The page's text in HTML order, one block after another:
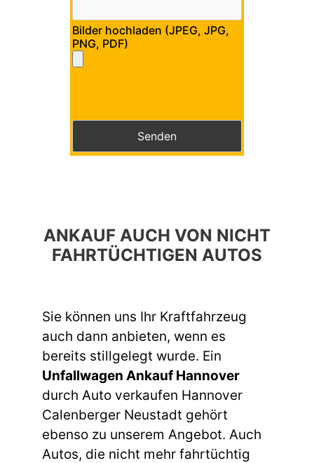
Bilder hochladen (JPEG, JPG,
PNG, PDF)
Bitte lasse dieses Feld leer.
ANKAUF AUCH VON NICHT
FAHRTÜCHTIGEN AUTOS
Sie können uns Ihr Kraftfahrzeug
auch dann anbieten, wenn es
bereits stillgelegt wurde. Ein
Unfallwagen Ankauf Hannover
durch Auto verkaufen Hannover
Calenberger Neustadt gehört
ebenso zu unserem Angebot. Auch
Autos, die nicht mehr fahrtüchtig